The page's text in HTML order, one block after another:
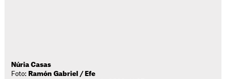
Núria Casas
Foto: Ramón Gabriel / Efe